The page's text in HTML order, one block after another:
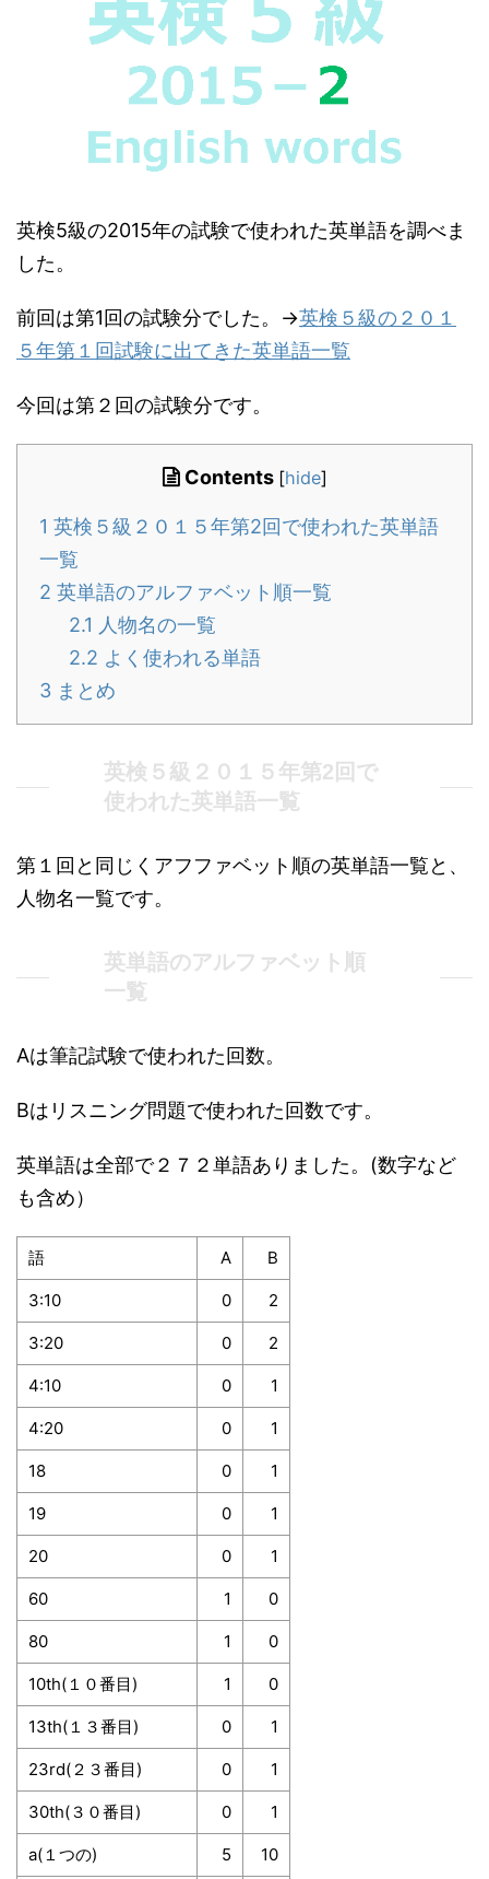
英検5級の2015年の試験で使われた英単語を調べま
した。
前回は第1回の試験分でした。→英検５級の２０１
５年第１回試験に出てきた英単語一覧
今回は第２回の試験分です。
Contents [hide]
1 英検５級２０１５年第2回で使われた英単語
一覧
2 英単語のアルファベット順一覧
2.1 人物名の一覧
2.2 よく使われる単語
3 まとめ
英検５級２０１５年第2回で
使われた英単語一覧
第１回と同じくアフファベット順の英単語一覧と、
人物名一覧です。
英単語のアルファベット順
一覧
Aは筆記試験で使われた回数。
Bはリスニング問題で使われた回数です。
英単語は全部で２７２単語ありました。(数字など
も含め）
語 A B
3:10 0 2
3:20 0 2
4:10 0 1
4:20 0 1
18 0 1
19 0 1
20 0 1
60 1 0
80 1 0
10th(１０番目) 1 0
13th(１３番目) 0 1
23rd(２３番目) 0 1
30th(３０番目) 0 1
a(１つの) 5 10